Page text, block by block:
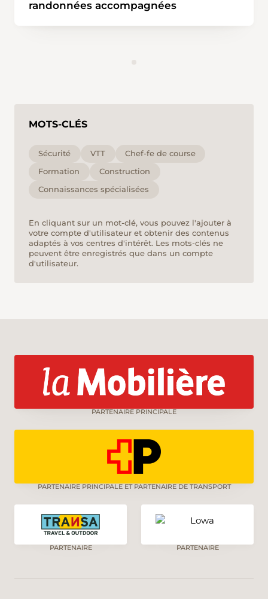
randonnées accompagnées
MOTS-CLÉS
Sécurité VTT
Chef-fe de course
Formation
Construction
Connaissances spécialisées
En cliquant sur un mot-clé, vous pouvez l'ajouter à
votre compte d'utilisateur et obtenir des contenus
adaptés à vos centres d'intérêt. Les mots-clés ne
peuvent être enregistrés que dans un compte
d'utilisateur.
PARTENAIRE PRINCIPALE
PARTENAIRE PRINCIPALE ET PARTENAIRE DE TRANSPORT
PARTENAIRE PARTENAIRE